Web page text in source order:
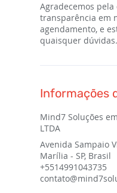
Agradecemos
transparência em
agendamento, e
quaisquer dúvidas.
Informações
Mind7 Soluções
LTDA
Avenida Sampaio
Marília - SP, Brasil
+5514991043735